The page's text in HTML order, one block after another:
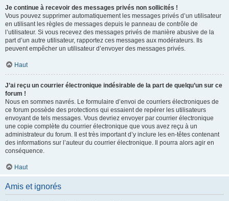
Je continue à recevoir des messages privés non sollicités !
Vous pouvez supprimer automatiquement les messages privés d’un utilisateur
en utilisant les règles de messages depuis le panneau de contrôle de
l’utilisateur. Si vous recevez des messages privés de manière abusive de la
part d’un autre utilisateur, rapportez ces messages aux modérateurs. Ils
peuvent empêcher un utilisateur d’envoyer des messages privés.
Haut
J’ai reçu un courrier électronique indésirable de la part de quelqu’un sur ce
forum !
Nous en sommes navrés. Le formulaire d’envoi de courriers électroniques de
ce forum possède des protections qui essaient de repérer les utilisateurs
envoyant de tels messages. Vous devriez envoyer par courrier électronique
une copie complète du courrier électronique que vous avez reçu à un
administrateur du forum. Il est très important d’y inclure les en-têtes contenant
des informations sur l’auteur du courrier électronique. Il pourra alors agir en
conséquence.
Haut
Amis et ignorés